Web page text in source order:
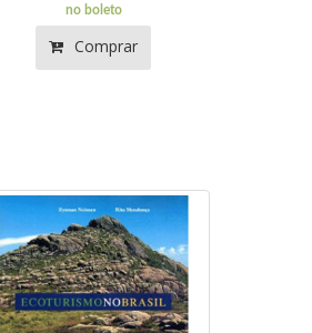
no boleto
Comprar